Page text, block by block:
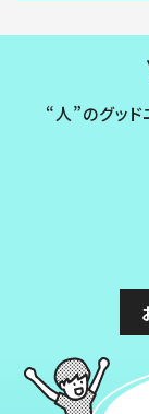
“人”のグッド